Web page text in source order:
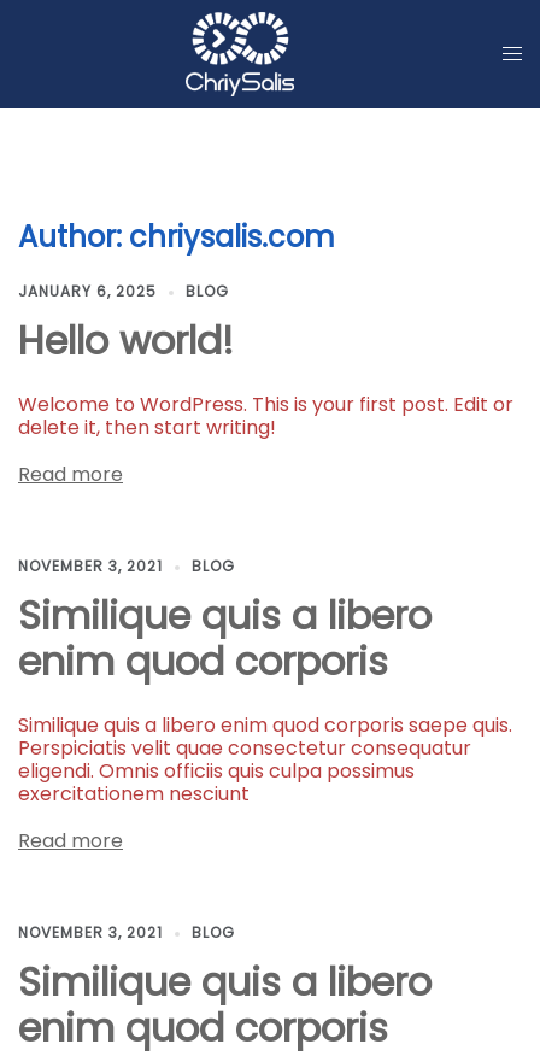
Author: chriysalis.com
JANUARY 6, 2025 BLOG
Hello world!
Welcome to WordPress. This is your first post. Edit or
delete it, then start writing!
Read more
NOVEMBER 3, 2021 BLOG
Similique quis a libero
enim quod corporis
Similique quis a libero enim quod corporis saepe quis.
Perspiciatis velit quae consectetur consequatur
eligendi. Omnis officiis quis culpa possimus
exercitationem nesciunt
Read more
NOVEMBER 3, 2021 BLOG
Similique quis a libero
enim quod corporis